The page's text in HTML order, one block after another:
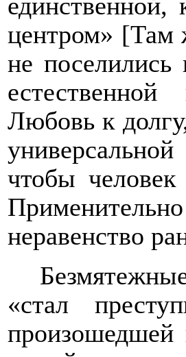
единственной,
центром» [Там
не
Любовь к
чтобы
неравенство
«стал
произошедшей